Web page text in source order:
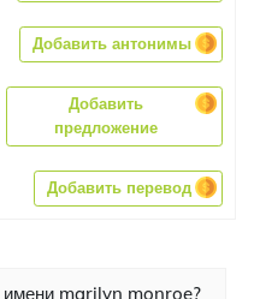
Добавить антонимы
Добавить
предложение
Добавить перевод
имени marilyn monroe?